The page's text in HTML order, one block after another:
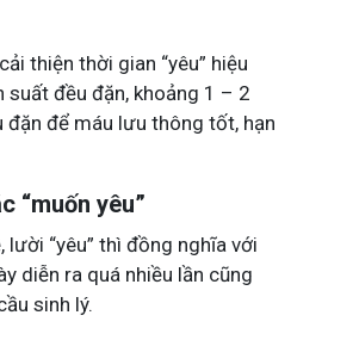
thiện thời gian “yêu” hiệu
suất đều đặn, khoảng 1 – 2
đặn để máu lưu thông tốt, hạn
“muốn yêu”
“yêu” thì đồng nghĩa với
diễn ra quá nhiều lần cũng
sinh lý.